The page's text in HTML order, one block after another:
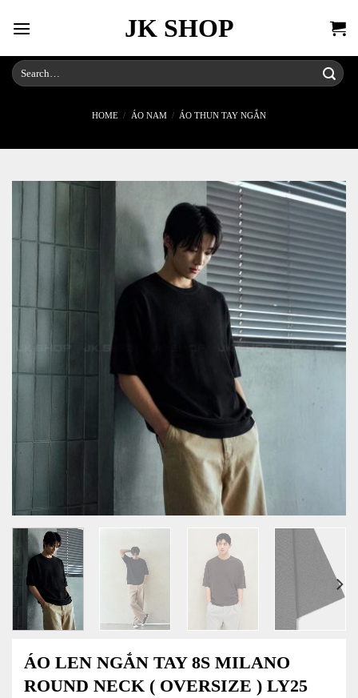
JK SHOP
Search
for:
HOME / ÁO NAM / ÁO THUN TAY NGẮN
ÁO LEN NGẮN TAY 8S MILANO
ROUND NECK ( OVERSIZE ) LY25